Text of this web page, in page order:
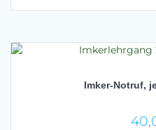
Imker-Notruf,